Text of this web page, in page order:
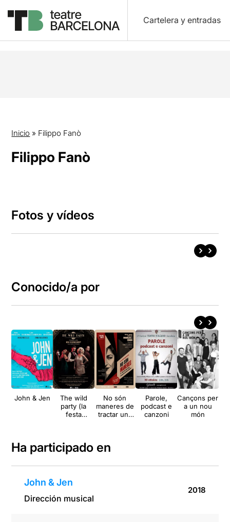
Cartelera y entradas
Inicio » Filippo Fanò
Filippo Fanò
Fotos y vídeos
Conocido/a por
John & Jen
The wild
party (la
festa
No són
maneres de
tractar una
Parole,
podcast e
canzoni
Cançons per
a un nou
món
Ha participado en
John & Jen
Dirección musical
2018